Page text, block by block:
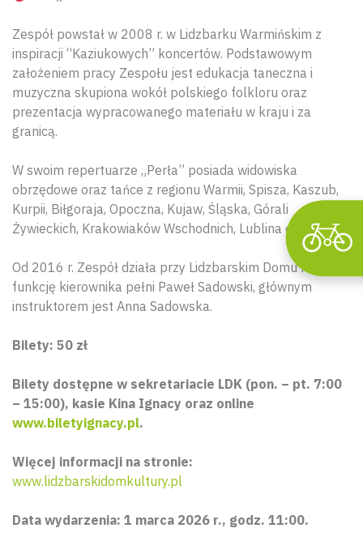
Zespół powstał w 2008 r. w Lidzbarku Warmińskim z
inspiracji “Kaziukowych” koncertów. Podstawowym
założeniem pracy Zespołu jest edukacja taneczna i
muzyczna skupiona wokół polskiego folkloru oraz
prezentacja wypracowanego materiału w kraju i za
granicą.
W swoim repertuarze „Perła” posiada widowiska
obrzędowe oraz tańce z regionu Warmii, Spisza, Kaszub,
Kurpii, Biłgoraja, Opoczna, Kujaw, Śląska, Górali
Żywieckich, Krakowiaków Wschodnich, Lublina oraz Wilna.
Od 2016 r. Zespół działa przy Lidzbarskim Domu Kultury,
funkcję kierownika pełni Paweł Sadowski, głównym
instruktorem jest Anna Sadowska.
Bilety: 50 zł
Bilety dostępne w sekretariacie LDK (pon. – pt. 7:00
– 15:00), kasie Kina Ignacy oraz online
www.biletyignacy.pl.
Więcej informacji na stronie:
www.lidzbarskidomkultury.pl
Data wydarzenia: 1 marca 2026 r., godz. 11:00.